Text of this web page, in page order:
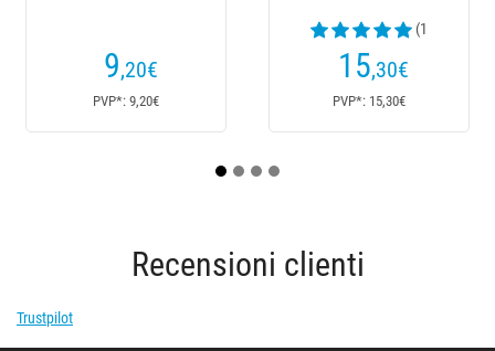
(1
Recensioni clienti
Trustpilot